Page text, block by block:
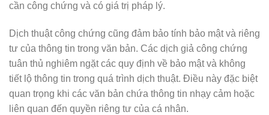
cần công chứng và có giá trị pháp lý.
Dịch thuật công chứng cũng đảm bảo tính bảo mật và riêng
tư của thông tin trong văn bản. Các dịch giả công chứng
tuân thủ nghiêm ngặt các quy định về bảo mật và không
tiết lộ thông tin trong quá trình dịch thuật. Điều này đặc biệt
quan trọng khi các văn bản chứa thông tin nhạy cảm hoặc
liên quan đến quyền riêng tư của cá nhân.